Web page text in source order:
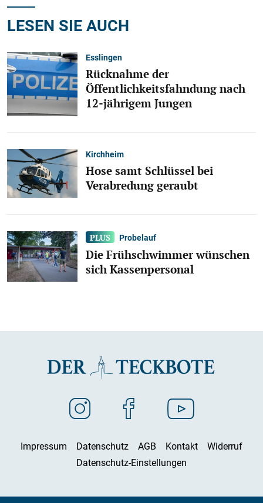
LESEN SIE AUCH
Esslingen
Rücknahme der
Öffentlichkeitsfahndung nach
12-jährigem Jungen
Kirchheim
Hose samt Schlüssel bei
Verabredung geraubt
Probelauf
Die Frühschwimmer wünschen
sich Kassenpersonal
Impressum Datenschutz AGB Kontakt
Widerruf
Datenschutz-Einstellungen